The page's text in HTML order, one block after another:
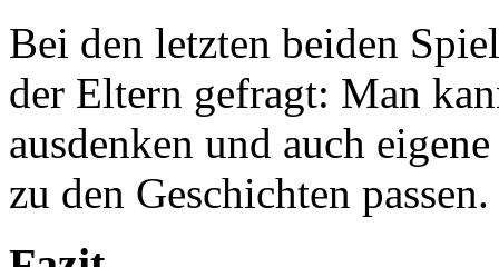
Bei den letzten beiden
der Eltern gefragt: Man
ausdenken und auch
zu den Geschichten passen.